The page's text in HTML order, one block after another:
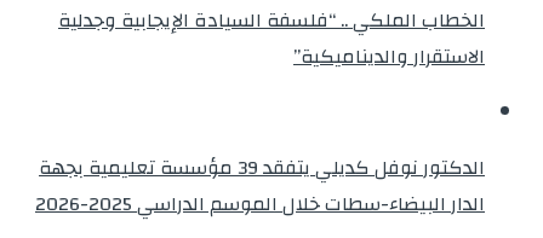
الخطاب الملكي .. “فلسفة السيادة الإيجابية وجدلية
الاستقرار والديناميكية”
الدكتور نوفل كديلي يتفقد 39 مؤسسة تعليمية بجهة
الدار البيضاء-سطات خلال الموسم الدراسي 2025-2026